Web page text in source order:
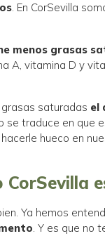
. En CorSevilla
menos grasas
A, vitamina D y
saturadas el
se traduce en que
hueco en
CorSevilla
Ya hemos
. Y es que no